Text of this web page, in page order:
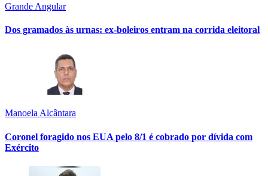
Grande Angular
Dos gramados às urnas: ex-boleiros entram na corrida eleitoral
Manoela Alcântara
Coronel foragido nos EUA pelo 8/1 é cobrado por dívida com
Exército